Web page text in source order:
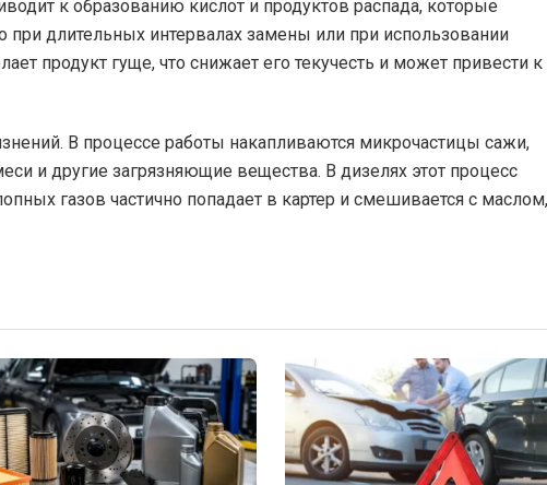
к образованию кислот и продуктов распада, которые
при длительных интервалах замены или при использовании
продукт гуще, что снижает его текучесть и может привести к
В процессе работы накапливаются микрочастицы сажи,
и другие загрязняющие вещества. В дизелях этот процесс
газов частично попадает в картер и смешивается с маслом,